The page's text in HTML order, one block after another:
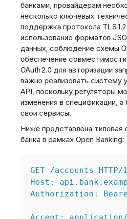
банками, провайдерам
несколько ключевых
поддержка протокола TLS
использование форматов
данных, соблюдение схемы
обеспечение
OAuth 2.0 для авторизации
важно реализовать систему
API, поскольку регуляторы
изменения в спецификации, а
свои сервисы.
Ниже представлена типовая
банка в рамках Open Banking:
GET /accounts HTTP/
Host:
Authorization: